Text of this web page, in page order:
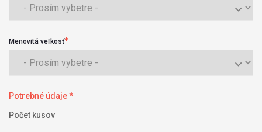
Menovitá veľkosť
Potrebné údaje *
Počet kusov